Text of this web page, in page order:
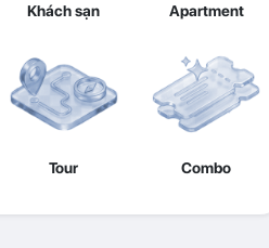
Khách sạn Apartment
Tour Combo